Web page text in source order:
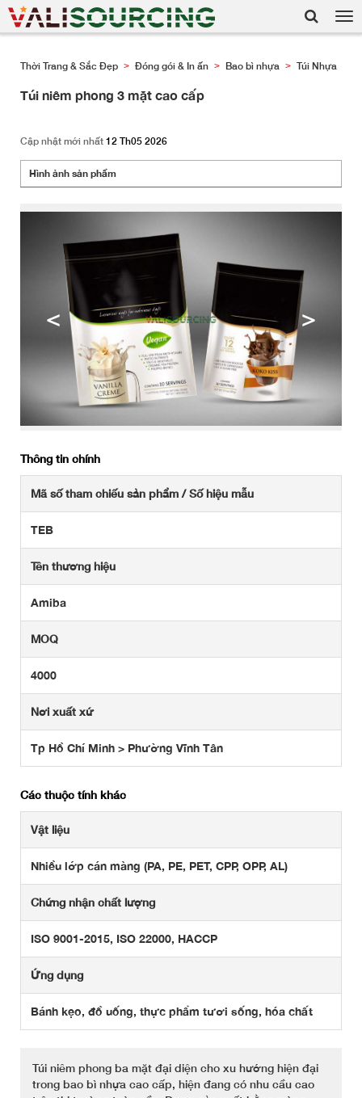
Thời Trang & Sắc Đẹp > Đóng gói & In ấn > Bao bì nhựa > Túi Nhựa
Túi niêm phong 3 mặt cao cấp
Cập nhật mới nhất 12 Th05 2026
Hình ảnh sản phẩm
< >
Thông tin chính
Mã số tham chiếu sản phẩm / Số hiệu mẫu
TEB
Tên thương hiệu
Amiba
MOQ
4000
Nơi xuất xứ
Tp Hồ Chí Minh > Phường Vĩnh Tân
Các thuộc tính khác
Vật liệu
Nhiều lớp cán màng (PA, PE, PET, CPP, OPP, AL)
Chứng nhận chất lượng
ISO 9001-2015, ISO 22000, HACCP
Ứng dụng
Bánh kẹo, đồ uống, thực phẩm tươi sống, hóa chất
Túi niêm phong ba mặt đại diện cho xu hướng hiện đại
trong bao bì nhựa cao cấp, hiện đang có nhu cầu cao